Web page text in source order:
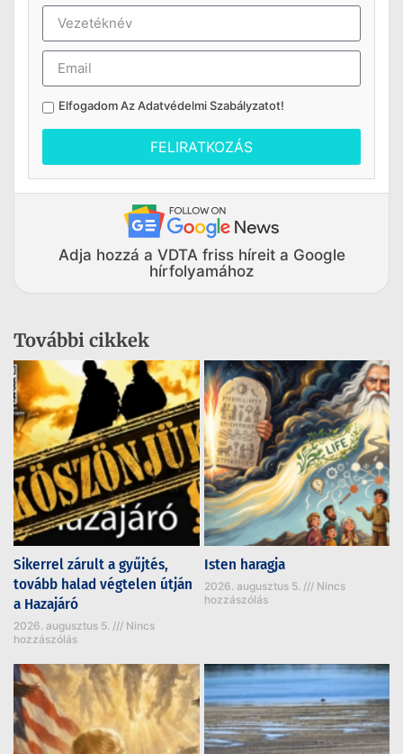
Elfogadom AzAdatvédelmi Szabályzatot!
FELIRATKOZÁS
Adja hozzá a VDTA friss híreit a Google
hírfolyamához
További cikkek
Sikerrel zárult a gyűjtés,
tovább halad végtelen útján
a Hazajáró
2026. augusztus 5.
Nincs
hozzászólás
Isten haragja
2026. augusztus 5.
Nincs
hozzászólás